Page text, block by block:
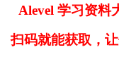
Alevel 学习资料
扫码就能获取，